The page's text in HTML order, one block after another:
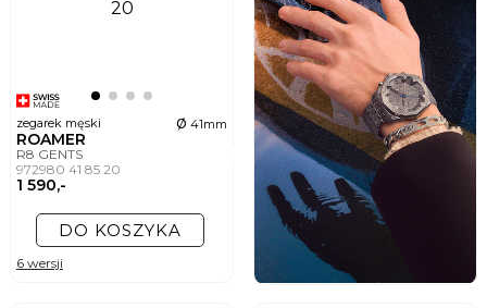
zegarek męski ø 41mm
ROAMER
R8 GENTS
972980 41 85 20
1 590,-
DO KOSZYKA
6 wersji